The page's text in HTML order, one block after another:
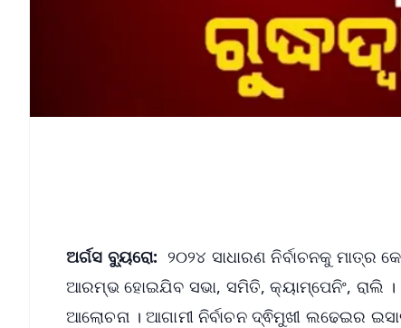
ଅର୍ଗସ ବ୍ୟୁରୋ: ୨୦୨୪ ସାଧାରଣ ନିର୍ବାଚନକୁ ମାତ୍ର
ଆରମ୍ଭ ହୋଇଯିବ ସଭା, ସମିତି, କ୍ୟାମ୍ପେନିଂ, ରାଲି
ଆଲୋଚନା । ଆଗାମୀ ନିର୍ବାଚନ ଦ୍ଵିମୁଖୀ ଲଢେଇର